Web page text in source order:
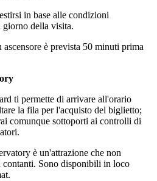
in base alle condizioni
giorno della visita.
è prevista 50 minuti prima
ti permette di arrivare all'orario
la fila per l'acquisto del biglietto;
comunque sottoporti ai controlli di
è un'attrazione che non
contanti. Sono disponibili in loco